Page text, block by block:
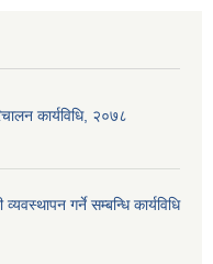
कार्यविधि, २०७८
गर्ने सम्बन्धि कार्यविधि